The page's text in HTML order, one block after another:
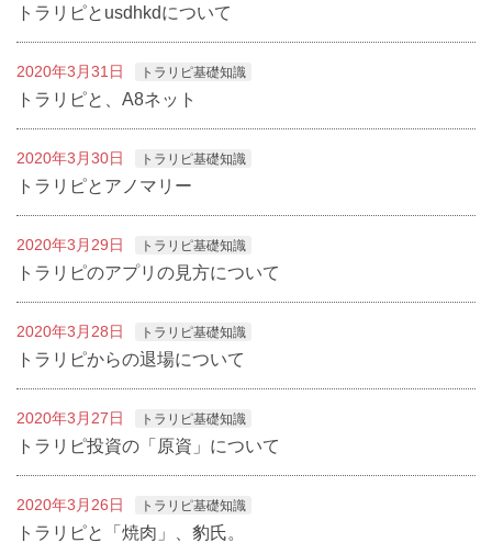
トラリピとusdhkdについて
2020年3月31日 トラリピ基礎知識
トラリピと、A8ネット
2020年3月30日 トラリピ基礎知識
トラリピとアノマリー
2020年3月29日 トラリピ基礎知識
トラリピのアプリの見方について
2020年3月28日 トラリピ基礎知識
トラリピからの退場について
2020年3月27日 トラリピ基礎知識
トラリピ投資の「原資」について
2020年3月26日 トラリピ基礎知識
トラリピと「焼肉」、豹氏。